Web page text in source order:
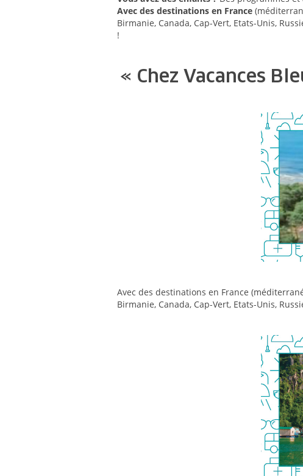
Avec des destinations en France
Birmanie, Canada, Cap-Vert, Etats-Unis,
!
« Chez Vacances
Avec des destinations en France
Birmanie, Canada, Cap-Vert, Etats-Unis,